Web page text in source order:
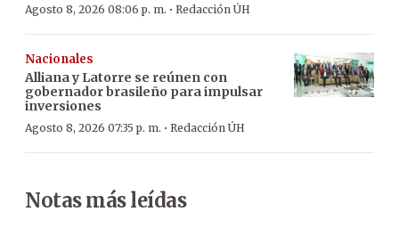
Agosto 8, 2026 08:06 p. m. · Redacción ÚH
Nacionales
Alliana y Latorre se reúnen con
gobernador brasileño para impulsar
inversiones
Agosto 8, 2026 07:35 p. m. · Redacción ÚH
Notas más leídas